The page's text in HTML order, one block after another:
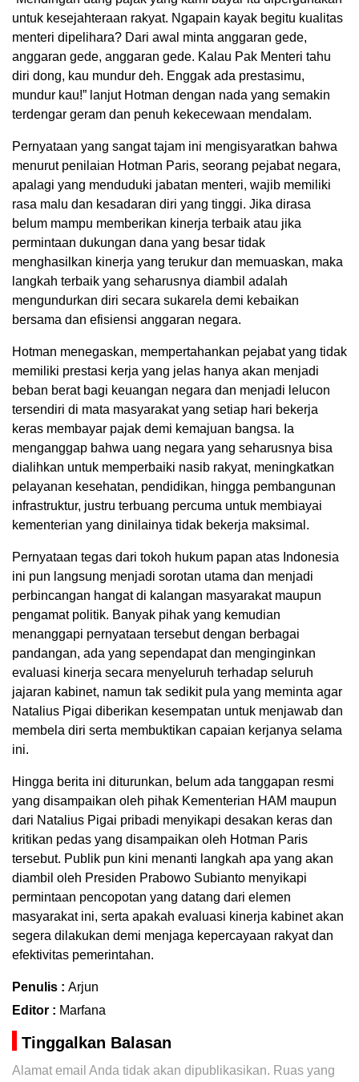
untuk kesejahteraan rakyat. Ngapain kayak begitu kualitas
menteri dipelihara? Dari awal minta anggaran gede,
anggaran gede, anggaran gede. Kalau Pak Menteri tahu
diri dong, kau mundur deh. Enggak ada prestasimu,
mundur kau!” lanjut Hotman dengan nada yang semakin
terdengar geram dan penuh kekecewaan mendalam.
Pernyataan yang sangat tajam ini mengisyaratkan bahwa
menurut penilaian Hotman Paris, seorang pejabat negara,
apalagi yang menduduki jabatan menteri, wajib memiliki
rasa malu dan kesadaran diri yang tinggi. Jika dirasa
belum mampu memberikan kinerja terbaik atau jika
permintaan dukungan dana yang besar tidak
menghasilkan kinerja yang terukur dan memuaskan, maka
langkah terbaik yang seharusnya diambil adalah
mengundurkan diri secara sukarela demi kebaikan
bersama dan efisiensi anggaran negara.
Hotman menegaskan, mempertahankan pejabat yang tidak
memiliki prestasi kerja yang jelas hanya akan menjadi
beban berat bagi keuangan negara dan menjadi lelucon
tersendiri di mata masyarakat yang setiap hari bekerja
keras membayar pajak demi kemajuan bangsa. Ia
menganggap bahwa uang negara yang seharusnya bisa
dialihkan untuk memperbaiki nasib rakyat, meningkatkan
pelayanan kesehatan, pendidikan, hingga pembangunan
infrastruktur, justru terbuang percuma untuk membiayai
kementerian yang dinilainya tidak bekerja maksimal.
Pernyataan tegas dari tokoh hukum papan atas Indonesia
ini pun langsung menjadi sorotan utama dan menjadi
perbincangan hangat di kalangan masyarakat maupun
pengamat politik. Banyak pihak yang kemudian
menanggapi pernyataan tersebut dengan berbagai
pandangan, ada yang sependapat dan menginginkan
evaluasi kinerja secara menyeluruh terhadap seluruh
jajaran kabinet, namun tak sedikit pula yang meminta agar
Natalius Pigai diberikan kesempatan untuk menjawab dan
membela diri serta membuktikan capaian kerjanya selama
ini.
Hingga berita ini diturunkan, belum ada tanggapan resmi
yang disampaikan oleh pihak Kementerian HAM maupun
dari Natalius Pigai pribadi menyikapi desakan keras dan
kritikan pedas yang disampaikan oleh Hotman Paris
tersebut. Publik pun kini menanti langkah apa yang akan
diambil oleh Presiden Prabowo Subianto menyikapi
permintaan pencopotan yang datang dari elemen
masyarakat ini, serta apakah evaluasi kinerja kabinet akan
segera dilakukan demi menjaga kepercayaan rakyat dan
efektivitas pemerintahan.
Penulis : Arjun
Editor : Marfana
Tinggalkan Balasan
Alamat email Anda tidak akan dipublikasikan. Ruas yang